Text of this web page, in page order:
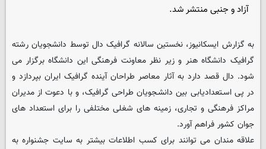
آزاد و جنبی منتشر شد.
به گزارش ایسکانیوز، نخستین سالانه گرافیک دال توسط دانشجویان رشته
گرافیک دانشگاه هنر و زیر نظر معاونت فرهنگی این دانشگاه برگزار می
شود. دال قصد دارد به آثار معاصر طراحان آینده گرافیک ایران بپردازد و
در پی اسـتعدادیابی بین دانشـجویان طراحی گرافیک، و با دعوت از مدیران
مراکز فرهنگی و تجاری، زمینه های شغلی مختلفی را برای استعداد های
جوان کشور فراهم آورد.
علاقه مندان می توانند برای کسب اطلاعات بیشتر به سایت جشنواره به